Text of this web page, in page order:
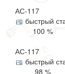
АС-117
быстрый
100 %
АС-117
быстрый
98 %